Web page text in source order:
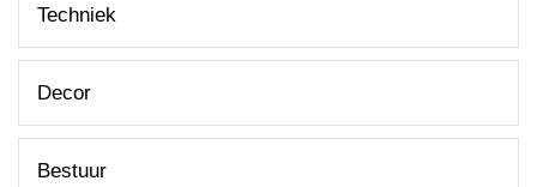
Techniek
Decor
Bestuur